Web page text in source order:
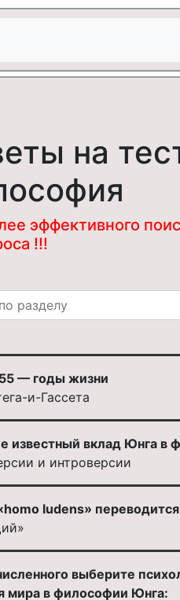
на
эффективного
!!!
— годы жизни
и-Гассета
известный вклад Юнга в
и интроверсии
ludens» переводится
выберите
мира в философии Юнга: